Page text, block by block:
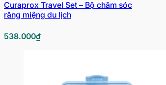
Curaprox Travel Set – Bộ chăm sóc
răng miệng du lịch
538.000₫